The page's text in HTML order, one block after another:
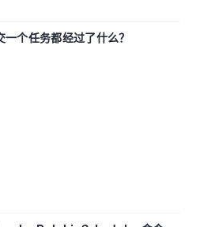
个任务都经过了什么？